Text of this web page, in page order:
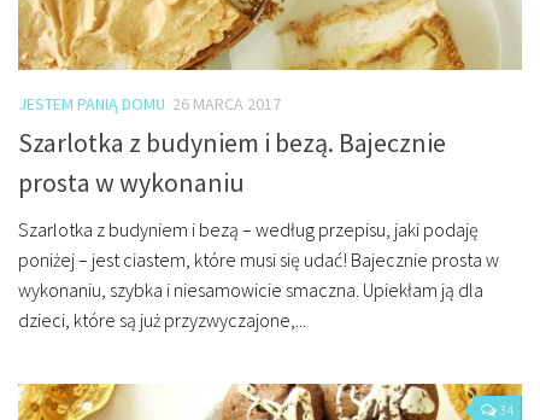
JESTEM PANIĄ DOMU 26 MARCA 2017
Szarlotka z budyniem i bezą. Bajecznie
prosta w wykonaniu
Szarlotka z budyniem i bezą – według przepisu, jaki podaję
poniżej – jest ciastem, które musi się udać! Bajecznie prosta w
wykonaniu, szybka i niesamowicie smaczna. Upiekłam ją dla
dzieci, które są już przyzwyczajone,...
34